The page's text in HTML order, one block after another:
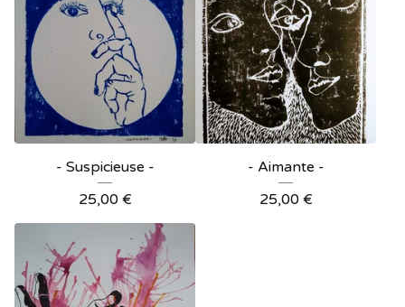
- Suspicieuse -
25,00 €
- Aimante -
25,00 €